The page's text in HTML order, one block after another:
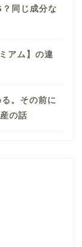
同じ成分な
アム】の違
。その前に
の話